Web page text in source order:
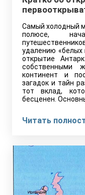
Самый холодный
полюсе,
удалению «белых
открытие
собственными
континент и
загадок и тайн
тот вклад,
бесценен.
Читать